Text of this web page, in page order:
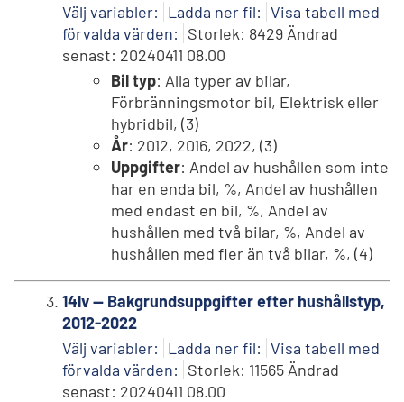
Välj variabler: Ladda ner fil: Visa tabell med
förvalda värden: Storlek: 8429 Ändrad
senast: 20240411 08.00
Bil typ: Alla typer av bilar,
Förbränningsmotor bil, Elektrisk eller
hybridbil, (3)
År: 2012, 2016, 2022, (3)
Uppgifter: Andel av hushållen som inte
har en enda bil, %, Andel av hushållen
med endast en bil, %, Andel av
hushållen med två bilar, %, Andel av
hushållen med fler än två bilar, %, (4)
14lv -- Bakgrundsuppgifter efter hushållstyp,
2012-2022
Välj variabler: Ladda ner fil: Visa tabell med
förvalda värden: Storlek: 11565 Ändrad
senast: 20240411 08.00